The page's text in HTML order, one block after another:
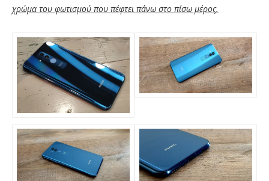
χρώμα του φωτισμού που πέφτει πάνω στο πίσω μέρος.